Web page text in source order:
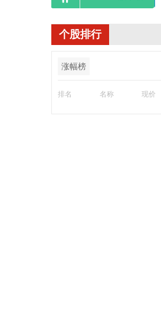
个股排行
涨幅榜
排名 名称 现价